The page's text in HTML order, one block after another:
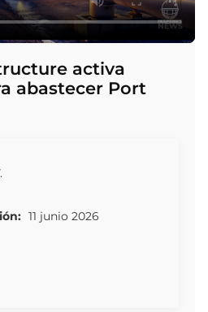
activa
abastecer Port
11 junio 2026